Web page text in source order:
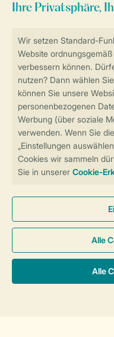
Sicher und schnell
Sichere
Sicheres Bezahlen
Cookies und
© 2026